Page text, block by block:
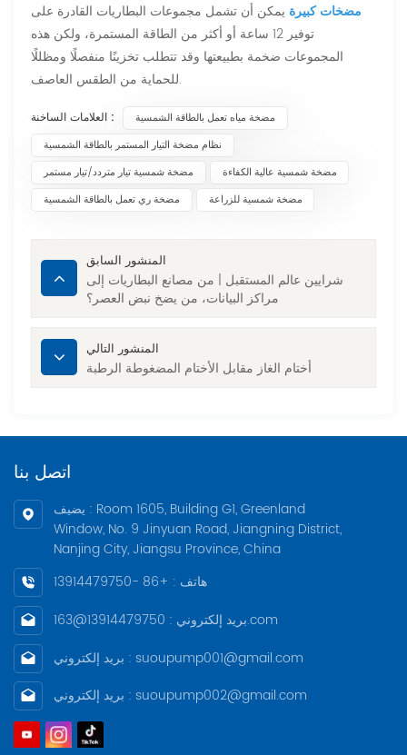
مضخات كبيرة يمكن أن تشمل مجموعات البطاريات القادرة على
توفير 12 ساعة أو أكثر من الطاقة المستمرة، ولكن هذه
المجموعات ضخمة بطبيعتها وقد تتطلب تخزينًا منفصلًا ومظللًا
للحماية من الطقس العاصف.
العلامات الساخنة :
مضخة مياه تعمل بالطاقة الشمسية
نظام مضخة التيار المستمر بالطاقة الشمسية
مضخة شمسية تيار متردد/تيار مستمر
مضخة شمسية عالية الكفاءة
مضخة ري تعمل بالطاقة الشمسية
مضخة شمسية للزراعة
المنشور السابق
شرايين عالم المستقبل | من مصانع البطاريات إلى
مراكز البيانات، من يضخ نبض العصر؟
المنشور التالي
أختام الغاز مقابل الأختام المضغوطة الرطبة
اتصل بنا
يضيف : Room 1605, Building G1, Greenland
Window, No. 9 Jinyuan Road, Jiangning District,
Nanjing City, Jiangsu Province, China
هاتف : +86 -13914479750
بريد إلكتروني : 13914479750@163.com
بريد إلكتروني : suoupump001@gmail.com
بريد إلكتروني : suoupump002@gmail.com